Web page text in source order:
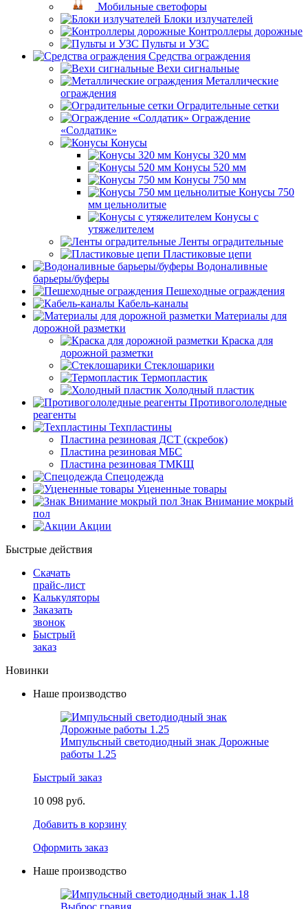
Мобильные светофоры
Блоки излучателей
Контроллеры дорожные
Пульты и УЗС
Средства ограждения
Вехи сигнальные
Металлические
ограждения
Оградительные сетки
Ограждение
«Солдатик»
Конусы
Конусы 320 мм
Конусы 520 мм
Конусы 750 мм
Конусы 750
мм цельнолитые
Конусы с
утяжелителем
Ленты оградительные
Пластиковые цепи
Водоналивные
барьеры/буферы
Пешеходные ограждения
Кабель-каналы
Материалы для
дорожной разметки
Краска для
дорожной разметки
Стеклошарики
Термопластик
Холодный пластик
Противогололедные
реагенты
Техпластины
Пластина резиновая ДСТ (скребок)
Пластина резиновая МБС
Пластина резиновая ТМКЩ
Спецодежда
Уцененные товары
Знак Внимание мокрый
пол
Акции
Быстрые действия
Скачать
прайс-лист
Калькуляторы
Заказать
звонок
Быстрый
заказ
Новинки
Наше производство
Импульсный светодиодный знак Дорожные
работы 1.25
Быстрый заказ
10 098 руб.
Добавить в корзину
Оформить заказ
Наше производство